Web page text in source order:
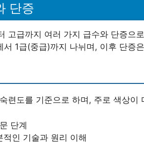
단증
고급까지 여러 가지 급수와 단증으
서 1급(중급)까지 나뉘며, 이후 단증
련도를 기준으로 하며, 주로 색상이
단계
적인 기술과 원리 이해